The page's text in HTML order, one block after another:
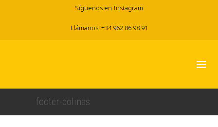
Síguenos en Instagram
Llámanos: +34 962 86 98 91
footer-colinas